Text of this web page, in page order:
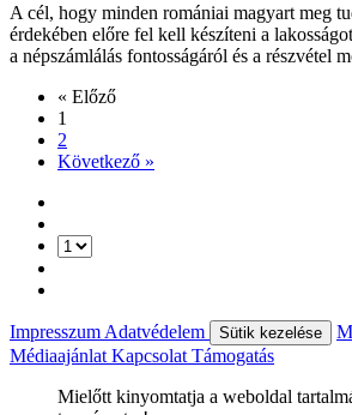
A cél, hogy minden romániai magyart meg
érdekében előre fel kell készíteni a
a népszámlálás fontosságáról és a részvétel
« Előző
1
2
Következő »
Impresszum Adatvédelem Sütik kezelése
Médiaajánlat Kapcsolat Támogatás
Mielőtt kinyomtatja a weboldal